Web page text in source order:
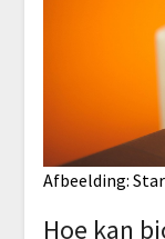
Afbeelding:
Hoe kan